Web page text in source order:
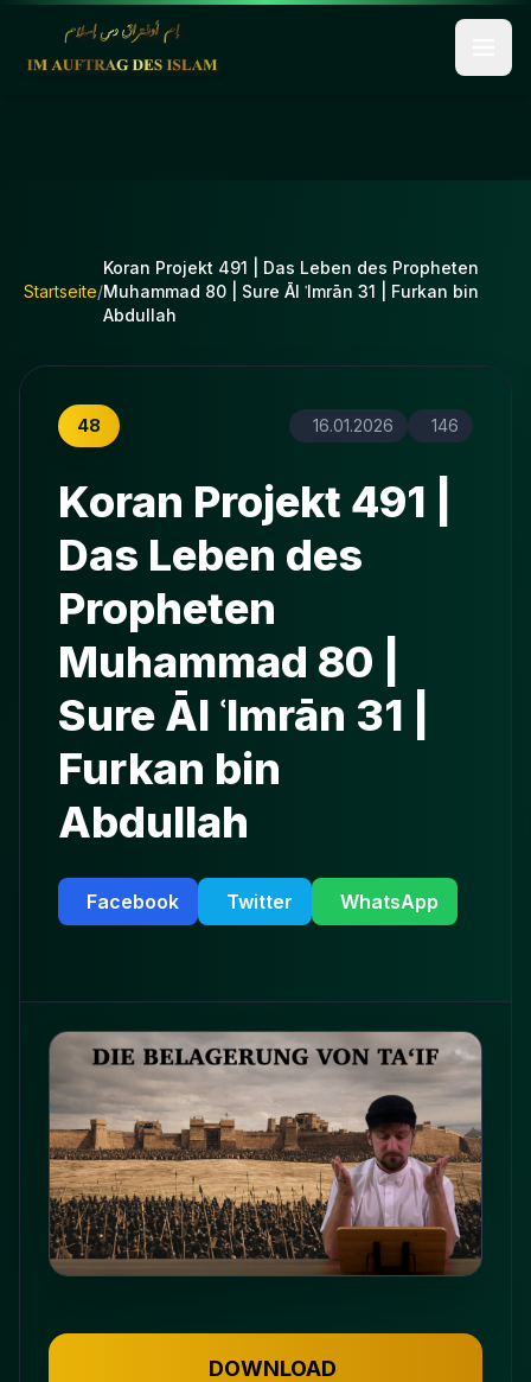
Startseite/
Koran Projekt 491 | Das Leben des Propheten
Muhammad 80 | Sure Āl ʿImrān 31 | Furkan bin
Abdullah
48 16.01.2026 146
Koran Projekt 491 |
Das Leben des
Propheten
Muhammad 80 |
Sure Āl ʿImrān 31 |
Furkan bin
Abdullah
Facebook Twitter WhatsApp
DOWNLOAD